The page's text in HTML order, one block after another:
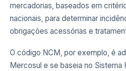
mercadorias, baseados em
nacionais, para determinar
obrigações acessórias e
O código NCM, por exemplo, é
Mercosul e se baseia no Sistema